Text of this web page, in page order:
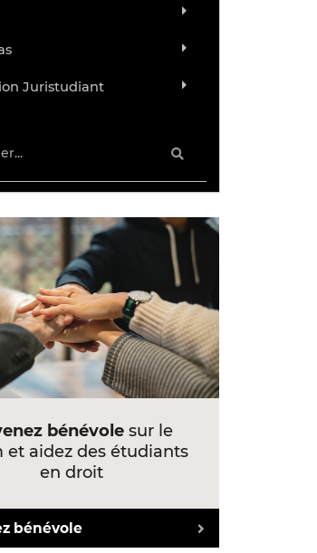
Juristudiant
bénévole sur le
et aidez des étudiants
en droit
bénévole